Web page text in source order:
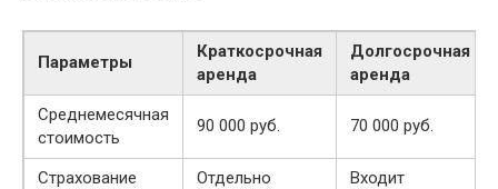
Параметры
Краткосрочная
аренда
Долгосрочная
аренда
Среднемесячная
стоимость
90 000 руб. 70 000 руб.
Страхование Отдельно
Входит